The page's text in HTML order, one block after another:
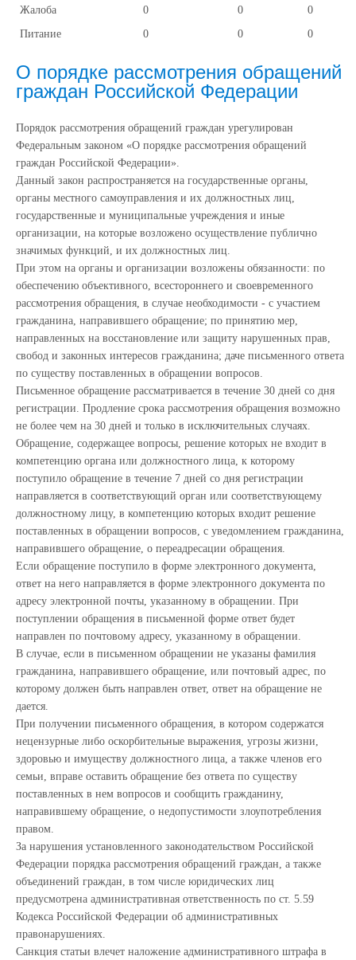
Жалоба
0 0
0
Питание
0 0 0
О порядке рассмотрения обращений
граждан Российской Федерации
Порядок рассмотрения обращений граждан урегулирован
Федеральным законом «О порядке рассмотрения обращений
граждан Российской Федерации».
Данный закон распространяется на государственные органы,
органы местного самоуправления и их должностных лиц,
государственные и муниципальные учреждения и иные
организации, на которые возложено осуществление публично
значимых функций, и их должностных лиц.
При этом на органы и организации возложены обязанности: по
обеспечению объективного, всестороннего и своевременного
рассмотрения обращения, в случае необходимости - с участием
гражданина, направившего обращение; по принятию мер,
направленных на восстановление или защиту нарушенных прав,
свобод и законных интересов гражданина; даче письменного ответа
по существу поставленных в обращении вопросов.
Письменное обращение рассматривается в течение 30 дней со дня
регистрации. Продление срока рассмотрения обращения возможно
не более чем на 30 дней и только в исключительных случаях.
Обращение, содержащее вопросы, решение которых не входит в
компетенцию органа или должностного лица, к которому
поступило обращение в течение 7 дней со дня регистрации
направляется в соответствующий орган или соответствующему
должностному лицу, в компетенцию которых входит решение
поставленных в обращении вопросов, с уведомлением гражданина,
направившего обращение, о переадресации обращения.
Если обращение поступило в форме электронного документа,
ответ на него направляется в форме электронного документа по
адресу электронной почты, указанному в обращении. При
поступлении обращения в письменной форме ответ будет
направлен по почтовому адресу, указанному в обращении.
В случае, если в письменном обращении не указаны фамилия
гражданина, направившего обращение, или почтовый адрес, по
которому должен быть направлен ответ, ответ на обращение не
дается.
При получении письменного обращения, в котором содержатся
нецензурные либо оскорбительные выражения, угрозы жизни,
здоровью и имуществу должностного лица, а также членов его
семьи, вправе оставить обращение без ответа по существу
поставленных в нем вопросов и сообщить гражданину,
направившему обращение, о недопустимости злоупотребления
правом.
За нарушения установленного законодательством Российской
Федерации порядка рассмотрения обращений граждан, а также
объединений граждан, в том числе юридических лиц
предусмотрена административная ответственность по ст. 5.59
Кодекса Российской Федерации об административных
правонарушениях.
Санкция статьи влечет наложение административного штрафа в